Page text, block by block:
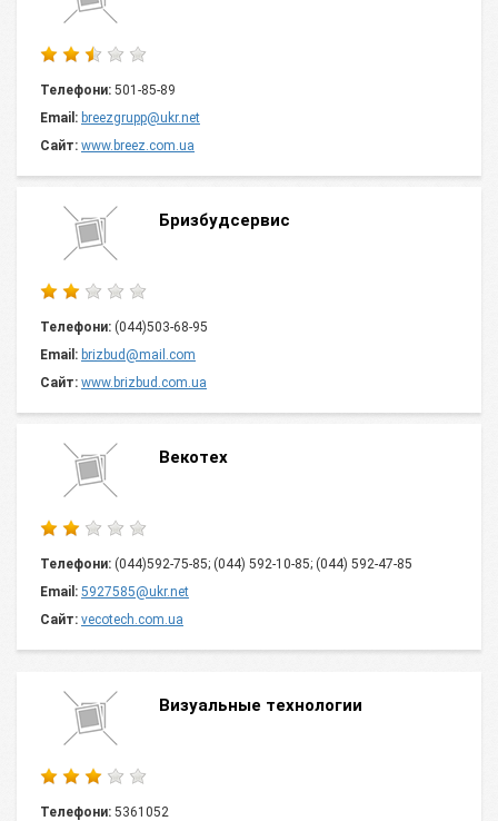
Телефони: 501-85-89
Email: breezgrupp@ukr.net
Сайт: www.breez.com.ua
Бризбудсервис
Телефони: (044)503-68-95
Email: brizbud@mail.com
Сайт: www.brizbud.com.ua
Векотех
Телефони: (044)592-75-85; (044) 592-10-85; (044) 592-47-85
Email: 5927585@ukr.net
Сайт: vecotech.com.ua
Визуальные технологии
Телефони: 5361052